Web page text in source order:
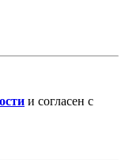
и согласен с